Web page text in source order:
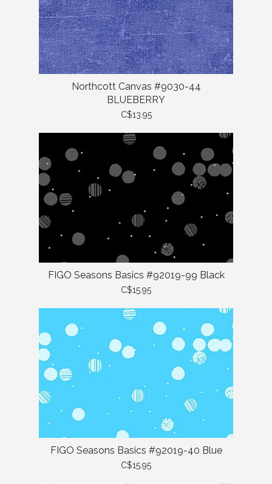
Northcott Canvas #9030-44
BLUEBERRY
C$13.95
FIGO Seasons Basics #92019-99 Black
C$15.95
FIGO Seasons Basics #92019-40 Blue
C$15.95